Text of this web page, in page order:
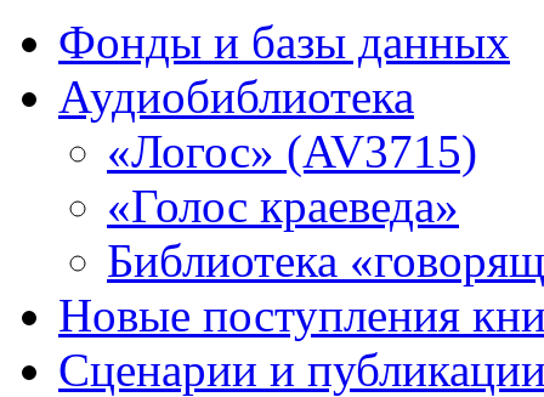
Фонды и базы данных
Аудиобиблиотека
«Логос» (AV3715)
«Голос краеведа»
Библиотека
Новые поступления
Сценарии и